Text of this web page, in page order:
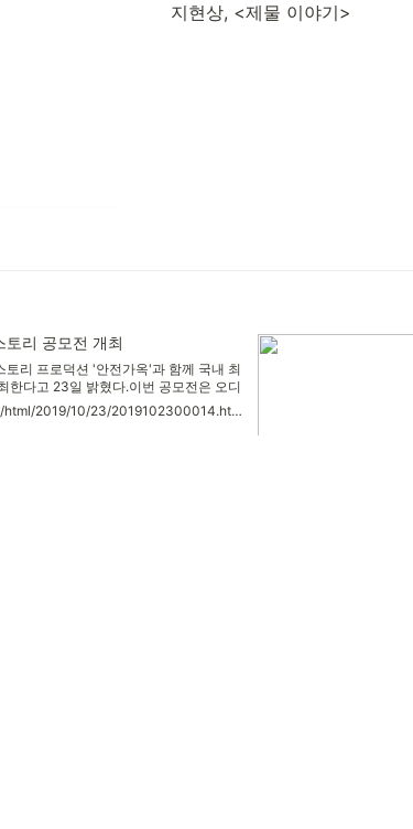
지현상, <제물 이야기>
리 공모전 개최
리 프로덕션 '안전가옥'과 함께 국내 최
한다고 23일 밝혔다.이번 공모전은 오디
월 31일까지 참가 자격 제한 없이 누구
년 1월 31일 팟빵 웹페이지와 안전가
http://biz.newdaily.co.kr/site/data/html/2019/10/23/2019102300014.html